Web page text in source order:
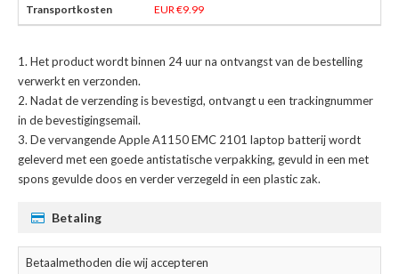
EUR €9.99
Het product wordt binnen 24 uur na ontvangst van de bestelling
verwerkt en verzonden.
Nadat de verzending is bevestigd, ontvangt u een trackingnummer
in de bevestigingsemail.
Devervangende Apple A1150 EMC 2101 laptop batterijwordt
geleverd met een goede antistatische verpakking, gevuld in een met
spons gevulde doos en verder verzegeld in een plastic zak.
Betaling
Betaalmethoden die wij accepteren